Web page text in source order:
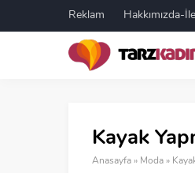
Reklam Hakkımızda-
Kayak
Anasayfa » Moda »